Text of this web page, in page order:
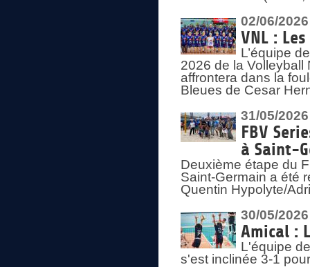
02/06/2026
VNL :
L’équipe
2026 de la
affrontera dans la
Bleues de Cesar
31/05/2026
FBV
à Saint-
Deuxième étape du
Saint-Germain a été
Quentin Hypolyte/
30/05/2026
Amical :
L'équipe
s'est inclinée 3-1